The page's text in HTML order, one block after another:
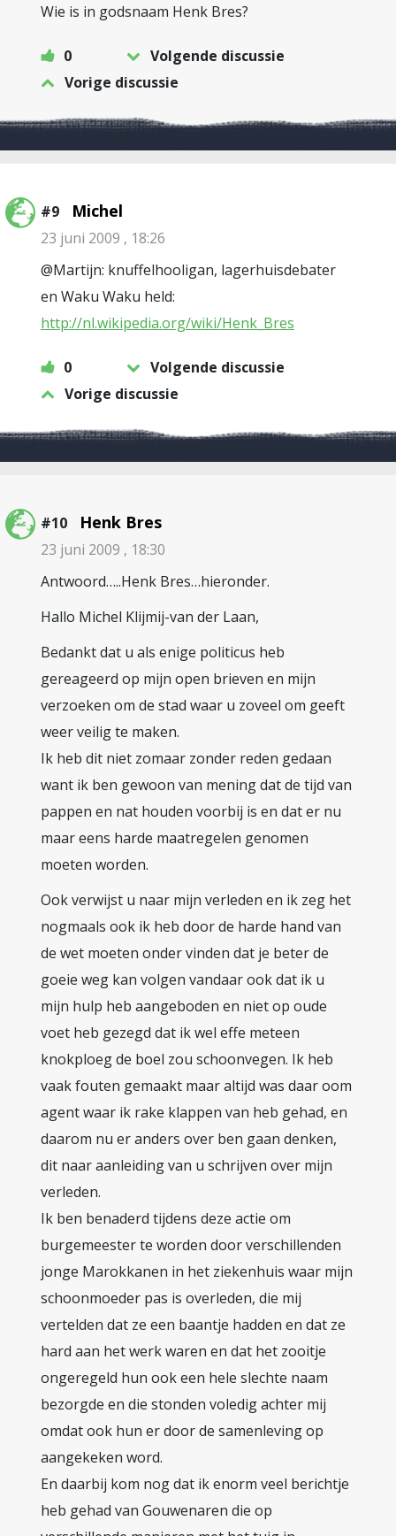
Wie is in godsnaam Henk Bres?
0
Volgende discussie
Vorige discussie
#9 Michel
23 juni 2009 , 18:26
@Martijn: knuffelhooligan, lagerhuisdebater
en Waku Waku held:
http://nl.wikipedia.org/wiki/Henk_Bres
0
Volgende discussie
Vorige discussie
#10 Henk Bres
23 juni 2009 , 18:30
Antwoord…..Henk Bres…hieronder.
Hallo Michel Klijmij-van der Laan,
Bedankt dat u als enige politicus heb
gereageerd op mijn open brieven en mijn
verzoeken om de stad waar u zoveel om geeft
weer veilig te maken.
Ik heb dit niet zomaar zonder reden gedaan
want ik ben gewoon van mening dat de tijd van
pappen en nat houden voorbij is en dat er nu
maar eens harde maatregelen genomen
moeten worden.
Ook verwijst u naar mijn verleden en ik zeg het
nogmaals ook ik heb door de harde hand van
de wet moeten onder vinden dat je beter de
goeie weg kan volgen vandaar ook dat ik u
mijn hulp heb aangeboden en niet op oude
voet heb gezegd dat ik wel effe meteen
knokploeg de boel zou schoonvegen. Ik heb
vaak fouten gemaakt maar altijd was daar oom
agent waar ik rake klappen van heb gehad, en
daarom nu er anders over ben gaan denken,
dit naar aanleiding van u schrijven over mijn
verleden.
Ik ben benaderd tijdens deze actie om
burgemeester te worden door verschillenden
jonge Marokkanen in het ziekenhuis waar mijn
schoonmoeder pas is overleden, die mij
vertelden dat ze een baantje hadden en dat ze
hard aan het werk waren en dat het zooitje
ongeregeld hun ook een hele slechte naam
bezorgde en die stonden voledig achter mij
omdat ook hun er door de samenleving op
aangekeken word.
En daarbij kom nog dat ik enorm veel berichtje
heb gehad van Gouwenaren die op